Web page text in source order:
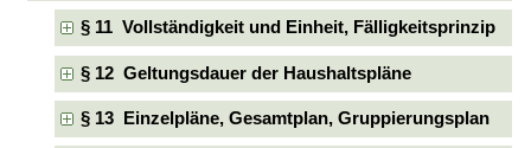
§ 11 Vollständigkeit und Einheit, Fälligkeitsprinzip
§ 12 Geltungsdauer der Haushaltspläne
§ 13 Einzelpläne, Gesamtplan, Gruppierungsplan